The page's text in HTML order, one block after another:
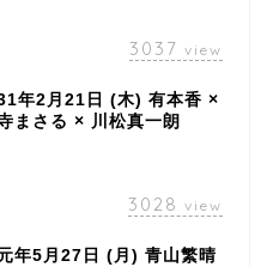
3037 view
年2月21日 (木) 有本香 ×
まさる × 川松真一朗
3028 view
年5月27日 (月) 青山繁晴